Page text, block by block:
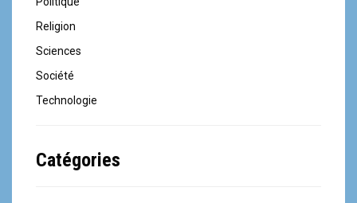
Religion
Sciences
Société
Technologie
Catégories